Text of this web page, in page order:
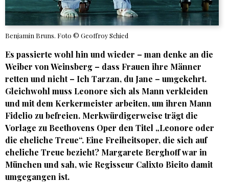
Benjamin Bruns. Foto © Geoffroy Schied
Es passierte wohl hin und wieder – man denke an die
Weiber von Weinsberg – dass Frauen ihre Männer
retten und nicht – Ich Tarzan, du Jane – umgekehrt.
Gleichwohl muss Leonore sich als Mann verkleiden
und mit dem Kerkermeister arbeiten, um ihren Mann
Fidelio zu befreien. Merkwürdigerweise trägt die
Vorlage zu Beethovens Oper den Titel „Leonore oder
die eheliche Treue“. Eine Freiheitsoper, die sich auf
eheliche Treue bezieht? Margarete Berghoffwar in
München und sah, wie Regisseur Calixto Bieito damit
umgegangen ist.